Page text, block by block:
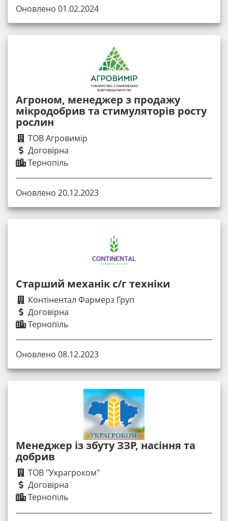
Оновлено 01.02.2024
Агроном, менеджер з продажу
мікродобрив та стимуляторів росту
рослин
ТОВ Агровимір
Договірна
Тернопіль
Оновлено 20.12.2023
Старший механік с/г техніки
Контінентал Фармерз Груп
Договірна
Тернопіль
Оновлено 08.12.2023
Менеджер із збуту ЗЗР, насіння та
добрив
ТОВ "Украгроком"
Договірна
Тернопіль